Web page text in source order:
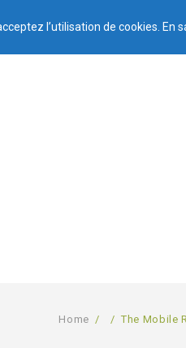
Home / / The Mobile
l’utilisation de cookies. En